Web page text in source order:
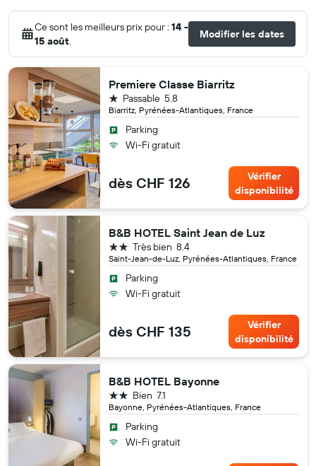
Ce sont les meilleurs prix pour : 14 -
15 août.
Modifier les dates
Premiere Classe Biarritz
Biarritz, Pyrénées-Atlantiques, France
5.8
Passable
1 étoile
Parking
Wi-Fi gratuit
dès CHF 126
Vérifier
disponibilité
B&B HOTEL Saint Jean de Luz
Saint-Jean-de-Luz, Pyrénées-Atlantiques, France
8.4
Très bien
2 étoiles
Parking
Wi-Fi gratuit
dès CHF 135
Vérifier
disponibilité
B&B HOTEL Bayonne
Bayonne, Pyrénées-Atlantiques, France
7.1
Bien
2 étoiles
Parking
Wi-Fi gratuit